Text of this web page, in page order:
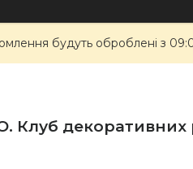
будуть оброблені з
Клуб декоративних